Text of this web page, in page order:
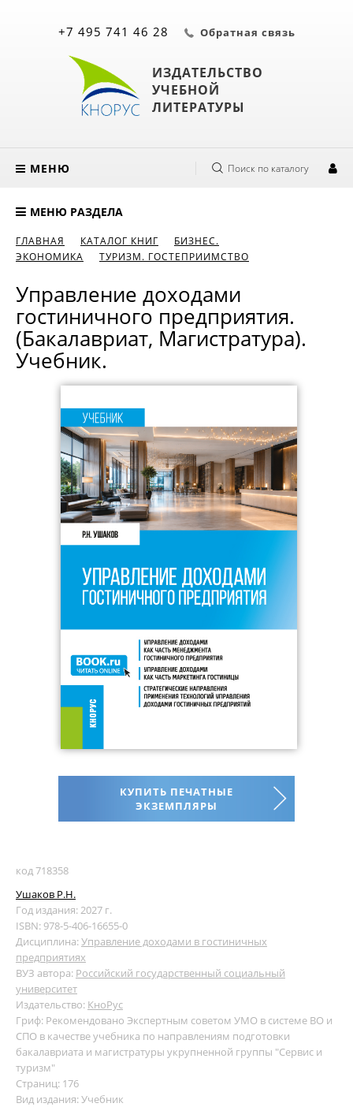
ИЗДАТЕЛЬСТВО
УЧЕБНОЙ
ЛИТЕРАТУРЫ
+7 495 741 46 28 Обратная связь
МЕНЮ Поиск по каталогу
МЕНЮ РАЗДЕЛА
ГЛАВНАЯ КАТАЛОГ КНИГ
БИЗНЕС.
ЭКОНОМИКА
ТУРИЗМ. ГОСТЕПРИИМСТВО
Управление доходами
гостиничного предприятия.
(Бакалавриат, Магистратура).
Учебник.
КУПИТЬ ПЕЧАТНЫЕ
ЭКЗЕМПЛЯРЫ
код 718358
Ушаков Р.Н.
Год издания: 2027 г.
ISBN: 978-5-406-16655-0
Дисциплина:Управление доходами в гостиничных
предприятиях
ВУЗ автора: Российский государственный социальный
университет
Издательство: КноРус
Гриф: Рекомендовано Экспертным советом УМО в системе ВО и
СПО в качестве учебника по направлениям подготовки
бакалавриата и магистратуры укрупненной группы "Сервис и
туризм"
Страниц: 176
Вид издания: Учебник